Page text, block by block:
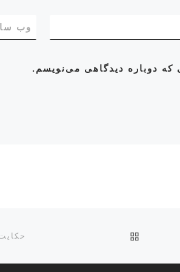
وب‌
که دوباره دیدگاهی می‌نویسم.
بازگشت به صفحه اصلی